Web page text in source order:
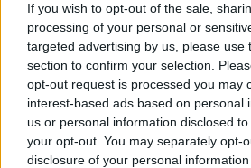
If you wish to opt-out of the sale,
processing of your personal or
targeted advertising by us, please use
section to confirm your selection.
opt-out request is processed you may
interest-based ads based on personal
us or personal information disclosed
your opt-out. You may separately opt-
disclosure of your personal
Ειδήσεων, σύμφωνα με τα
εκλογή νέου Προέδρου της
Δημοκρατίαςαναμένεται να
στην τέταρτη ψηφοφορία, που
12 Φεβρουαρίου.